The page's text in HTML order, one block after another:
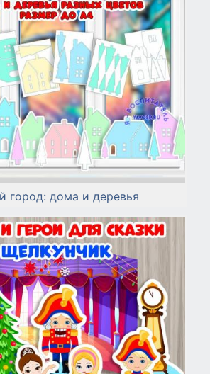
город: дома и деревья